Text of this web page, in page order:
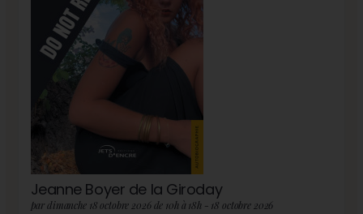
Jeanne Boyer de la Giroday
par dimanche 18 octobre 2026 de 10h à 18h - 18 octobre 2026